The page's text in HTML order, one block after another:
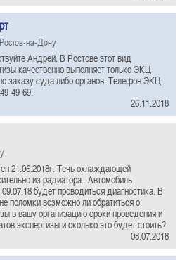
на-Дону
Андрей. В Ростове этот вид
качественно выполняет только ЭКЦ
заказу суда либо органов. Телефон ЭКЦ
49-69.
26.11.2018
21.06.2018г. Течь охлаждающей
из радиатора.. Автомобиль
будет проводиться диагностика. В
поломки возможно ли обратиться о
в вашу организацию сроки проведения и
экспертизы и сколько это будет стоить?
08.07.2018